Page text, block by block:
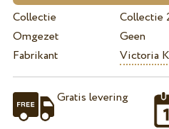
Collectie
Collectie
Omgezet
Geen
Fabrikant
Victoria
Gratis levering